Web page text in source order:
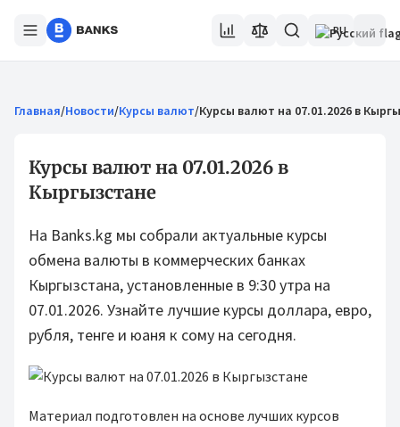
RU
Главная/Новости/Курсы валют/Курсы валют на 07.01.2026 в
Курсы валют на 07.01.2026 в
Кыргызстане
На Banks.kg мы собрали актуальные курсы
обмена валюты в коммерческих банках
Кыргызстана, установленные в 9:30 утра на
07.01.2026. Узнайте лучшие курсы доллара, евро,
рубля, тенге и юаня к сому на сегодня.
Материал подготовлен на основе лучших курсов